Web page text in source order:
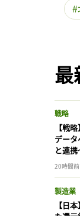
最
戦略
【戦
データ
と連携
20時間前
製造業
【日